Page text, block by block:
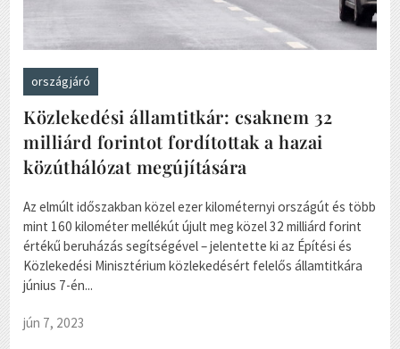
országjáró
Közlekedési államtitkár: csaknem 32
milliárd forintot fordítottak a hazai
közúthálózat megújítására
Az elmúlt időszakban közel ezer kilométernyi országút és több
mint 160 kilométer mellékút újult meg közel 32 milliárd forint
értékű beruházás segítségével – jelentette ki az Építési és
Közlekedési Minisztérium közlekedésért felelős államtitkára
június 7-én...
jún 7, 2023